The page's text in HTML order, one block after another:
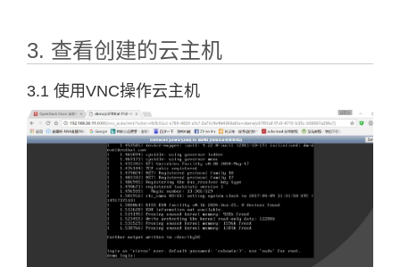
3. 查看创建的云主机
3.1 使用VNC操作云主机